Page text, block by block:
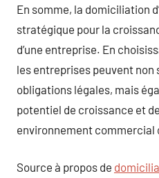
En somme, la domiciliation
stratégique pour la
d’une entreprise. En
les entreprises peuvent
obligations légales, mais
potentiel de croissance et
environnement
Source à propos de